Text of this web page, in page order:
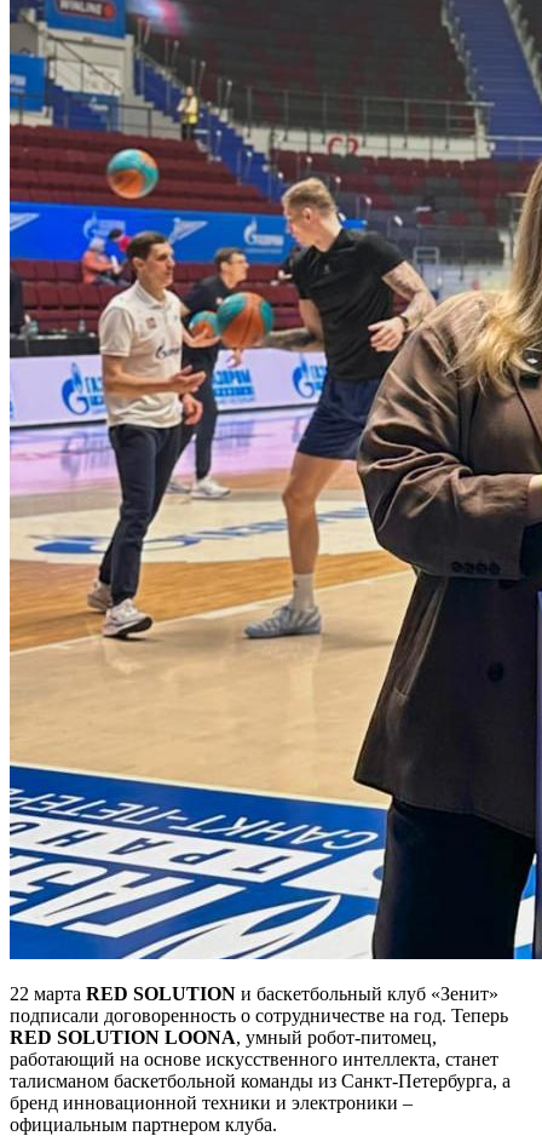
22 марта RED SOLUTION и баскетбольный клуб «Зенит»
подписали договоренность о сотрудничестве на год. Теперь
RED SOLUTION LOONA, умный робот-питомец,
работающий на основе искусственного интеллекта, станет
талисманом баскетбольной команды из Санкт-Петербурга, а
бренд инновационной техники и электроники –
официальным партнером клуба.